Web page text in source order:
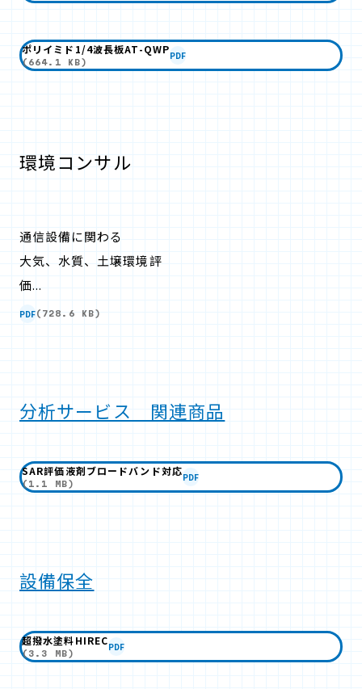
ポリイミド1/4波長板AT-QWP
(664.1 KB)
PDF
環境コンサル
通信設備に関わる
大気、水質、土壌環境評
価...
PDF(728.6 KB)
分析サービス 関連商品
SAR評価液剤ブロードバンド対応
(1.1 MB)
PDF
設備保全
超撥水塗料HIREC
(3.3 MB)
PDF